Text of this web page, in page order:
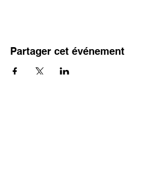
Partager cet événement